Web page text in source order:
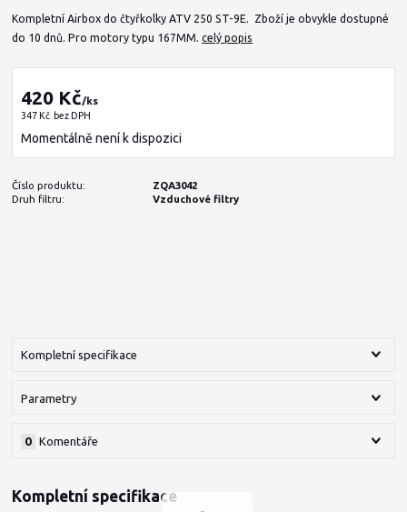
Kompletní Airbox do čtyřkolky ATV 250 ST-9E. Zboží je obvykle dostupné
do 10 dnů. Pro motory typu 167MM.celý popis
420 Kč/ks
347 Kč bez DPH
Momentálně není k dispozici
Číslo produktu:
ZQA3042
Druh filtru:
Vzduchové filtry
Kompletní specifikace
Parametry
Komentáře
0
Kompletní specifikace